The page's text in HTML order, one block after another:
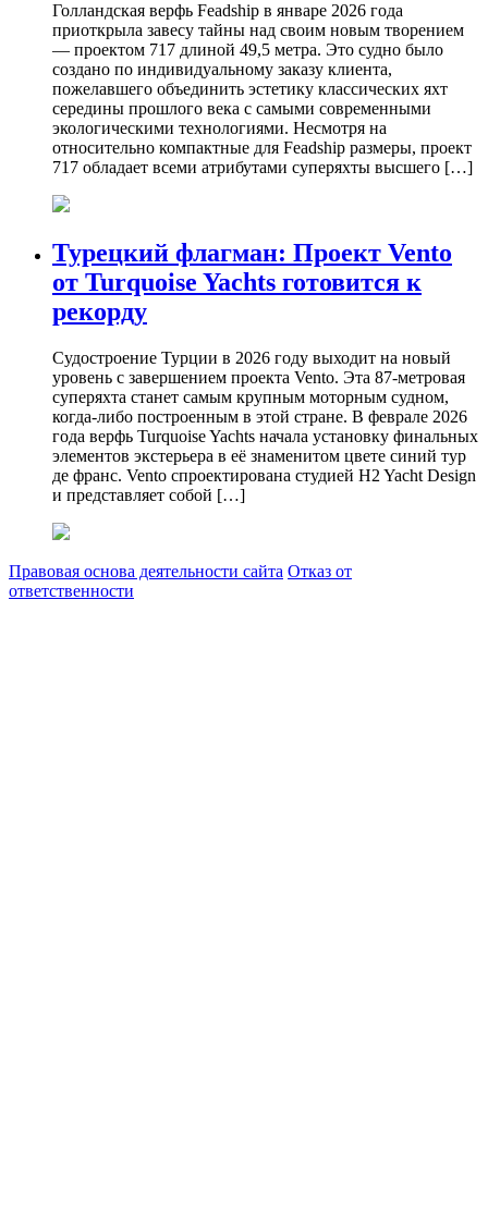
Голландская верфь Feadship в январе 2026 года
приоткрыла завесу тайны над своим новым творением
— проектом 717 длиной 49,5 метра. Это судно было
создано по индивидуальному заказу клиента,
пожелавшего объединить эстетику классических яхт
середины прошлого века с самыми современными
экологическими технологиями. Несмотря на
относительно компактные для Feadship размеры, проект
717 обладает всеми атрибутами суперяхты высшего […]
Турецкий флагман: Проект Vento
от Turquoise Yachts готовится к
рекорду
Судостроение Турции в 2026 году выходит на новый
уровень с завершением проекта Vento. Эта 87-метровая
суперяхта станет самым крупным моторным судном,
когда-либо построенным в этой стране. В феврале 2026
года верфь Turquoise Yachts начала установку финальных
элементов экстерьера в её знаменитом цвете синий тур
де франс. Vento спроектирована студией H2 Yacht Design
и представляет собой […]
Правовая основа деятельности сайта Отказ от
ответственности